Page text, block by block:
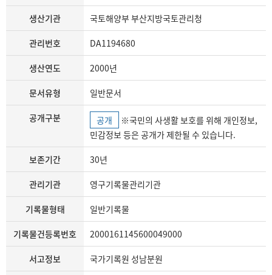
생산기관 국토해양부 부산지방국토관리청
관리번호 DA1194680
생산연도 2000년
문서유형 일반문서
공개구분 공개
민감정보 등은 공개가 제한될 수 있습니다.
보존기간 30년
관리기관 영구기록물관리기관
기록물형태 일반기록물
기록물건등록번호 2000161145600049000
서고정보 국가기록원 성남분원